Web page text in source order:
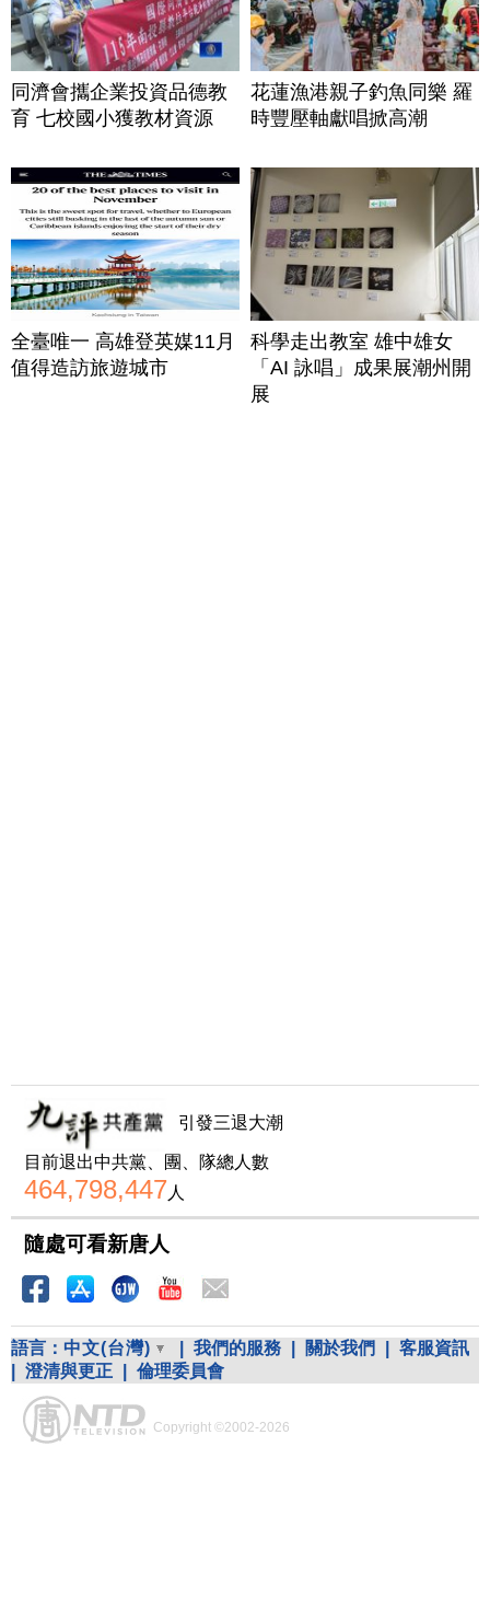
同濟會攜企業投資品德教
育 七校國小獲教材資源
花蓮漁港親子釣魚同樂 羅
時豐壓軸獻唱掀高潮
全臺唯一 高雄登英媒11月
值得造訪旅遊城市
科學走出教室 雄中雄女
「AI 詠唱」成果展潮州開
展
引發三退大潮
目前退出中共黨、團、隊總人數
464,798,447人
隨處可看新唐人
語言： 中文(台灣) 我們的服務 關於我們
客服資訊
澄清與更正 倫理委員會
Copyright ©2002-2026